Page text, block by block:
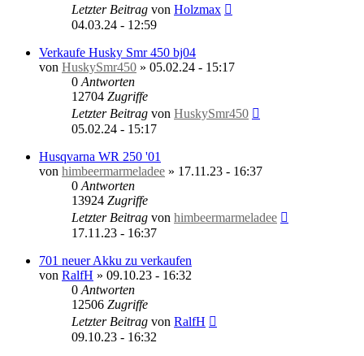
Letzter Beitrag von Holzmax
04.03.24 - 12:59
Verkaufe Husky Smr 450 bj04
von HuskySmr450 » 05.02.24 - 15:17
0 Antworten
12704 Zugriffe
Letzter Beitrag von HuskySmr450
05.02.24 - 15:17
Husqvarna WR 250 '01
von himbeermarmeladee » 17.11.23 - 16:37
0 Antworten
13924 Zugriffe
Letzter Beitrag von himbeermarmeladee
17.11.23 - 16:37
701 neuer Akku zu verkaufen
von RalfH » 09.10.23 - 16:32
0 Antworten
12506 Zugriffe
Letzter Beitrag von RalfH
09.10.23 - 16:32